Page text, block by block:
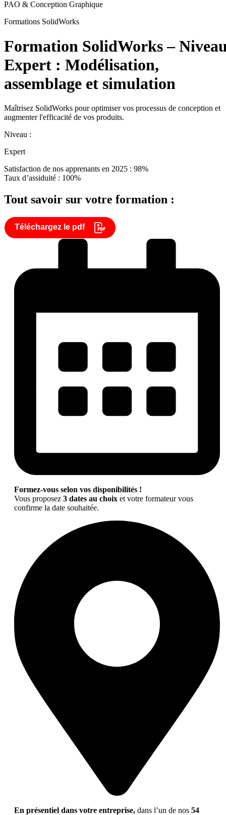
PAO & Conception Graphique
Formations SolidWorks
Formation SolidWorks –
Expert : Modélisation,
assemblage et simulation
Maîtrisez SolidWorks pour optimiser vos processus de conception et
augmenter l'efficacité de vos produits.
Niveau :
Expert
Satisfaction de nos apprenants en 2025 : 98%
Taux d’assiduité : 100%
Tout savoir sur votre formation :
Téléchargez le pdf
Formez-vous selon vos disponibilités !
Vous proposez 3 dates au choix et votre formateur vous
confirme la date souhaitée.
En présentiel dans votre entreprise, dans l’un de nos 54